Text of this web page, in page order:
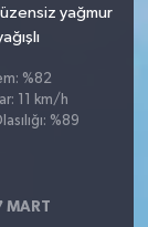
yağmur
%82
11 km/h
%89
MART